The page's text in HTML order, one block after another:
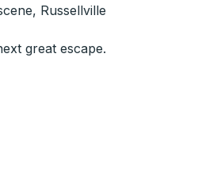
Russellville
great escape.